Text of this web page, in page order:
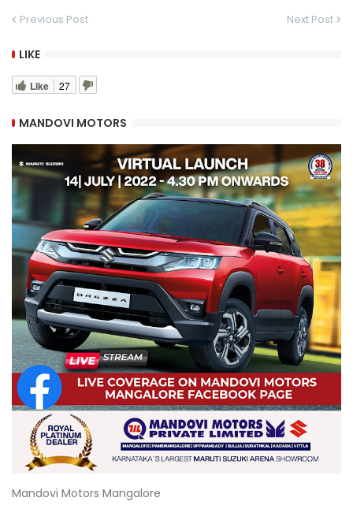
Previous Post Next Post
LIKE
Like 27
MANDOVI MOTORS
Mandovi Motors Mangalore